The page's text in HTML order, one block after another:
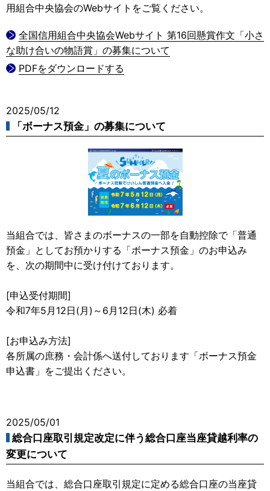
用組合中央協会のWebサイトをご覧ください。
全国信用組合中央協会Webサイト 第16回懸賞作文「小さ
な助け合いの物語賞」の募集について
PDFをダウンロードする
2025/05/12
「ボーナス預金」の募集について
当組合では、皆さまのボーナスの一部を自動控除で「普通
預金」としてお預かりする「ボーナス預金」のお申込み
を、次の期間中に受け付けております。
[申込受付期間]
令和7年5月12日(月)～6月12日(木) 必着
[お申込み方法]
各所属の庶務・会計係へ送付しております「ボーナス預金
申込書」をご提出ください。
2025/05/01
総合口座取引規定改定に伴う総合口座当座貸越利率の
変更について
当組合では、総合口座取引規定に定める総合口座の当座貸